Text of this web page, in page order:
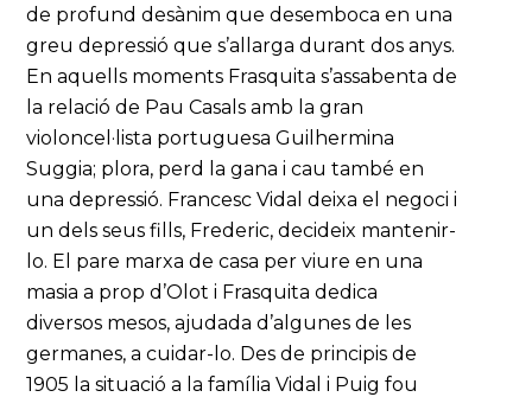
de profund desànim que desemboca en una
greu depressió que s’allarga durant dos anys.
En aquells moments Frasquita s’assabenta de
la relació de Pau Casals amb la gran
violoncel·lista portuguesa Guilhermina
Suggia; plora, perd la gana i cau també en
una depressió. Francesc Vidal deixa el negoci i
un dels seus fills, Frederic, decideix mantenir-
lo. El pare marxa de casa per viure en una
masia a prop d’Olot i Frasquita dedica
diversos mesos, ajudada d’algunes de les
germanes, a cuidar-lo. Des de principis de
1905 la situació a la família Vidal i Puig fou